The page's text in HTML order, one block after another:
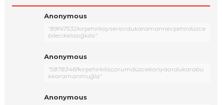
Anonymous
"89f47532kırşehirkayseriordukaramannevşehirdüzce
bilecikelazığkilis"
Anonymous
"5878346fkırşehirkilisçorumdüzcekonyaordukarabü
kkaramanmuğla"
Anonymous